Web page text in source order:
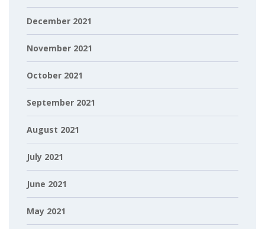
December 2021
November 2021
October 2021
September 2021
August 2021
July 2021
June 2021
May 2021